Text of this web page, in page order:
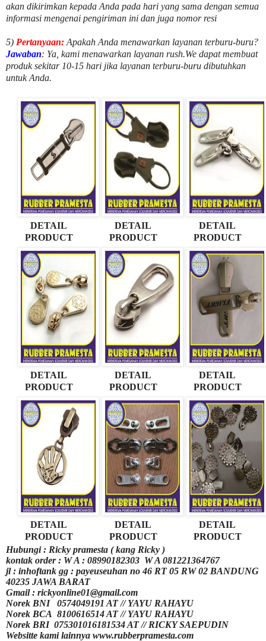
akan dikirimkan kepada Anda pada hari yang sama dengan semua
informasi mengenai pengiriman ini dan juga nomorresi
5) Pertanyaan: Apakah Anda menawarkan layanan terburu-buru?
Jawaban: Ya, kami menawarkan layanan rush.We dapat membuat
produk sekitar 10-15 hari jika layanan terburu-buru dibutuhkan
untuk Anda.
DETAIL
PRODUCT
DETAIL
PRODUCT
DETAIL
PRODUCT
DETAIL
PRODUCT
DETAIL
PRODUCT
DETAIL
PRODUCT
DETAIL
PRODUCT
DETAIL
PRODUCT
DETAIL
PRODUCT
Hubungi : Ricky pramesta ( kang Ricky )
kontak order : W A : 08990182303 W A 081221364767
jl : inhoftank gg : payeuseuhan no 46 RT 05 RW 02 BANDUNG
40235 JAWA BARAT
Gmail : rickyonline01@gmail.com
Norek BNI
0574049191 AT // YAYU RAHAYU
Norek BCA 8100616514 AT // YAYU RAHAYU
Norek BRI 075301016181534 AT // RICKY SAEPUDIN
Websitte kami lainnya www.rubberpramesta.com